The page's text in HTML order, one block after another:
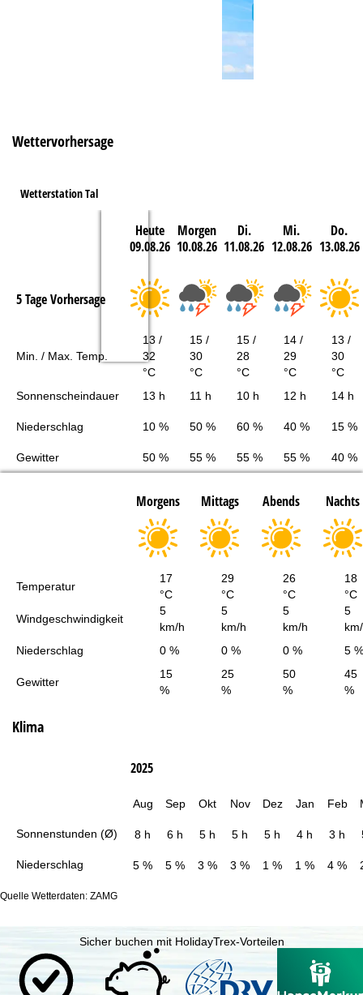
Wettervorhersage
Wetterstation Tal
Heute
09.08.26
Morgen
10.08.26
Di.
11.08.26
Mi.
12.08.26
Do.
13.08.26
5 Tage Vorhersage
Min. / Max. Temp.
13 /
32
°C
15 /
30
°C
15 /
28
°C
14 /
29
°C
13 /
30
°C
Sonnenscheindauer
13 h 11 h 10 h 12 h 14 h
Niederschlag 10 % 50 % 60 % 40 % 15 %
Gewitter 50 % 55 % 55 % 55 % 40 %
Morgens Mittags Abends Nachts
Temperatur
17
°C
29
°C
26
°C
18
°C
Windgeschwindigkeit
5
km/h
5
km/h
5
km/h
5
Niederschlag
0 % 0 % 0 % 5 %
Gewitter
15
%
25
%
50
%
45
%
Klima
Sonnenstunden (Ø)
Niederschlag
2025
Aug Sep Okt Nov Dez Jan Feb
8 h 6 h 5 h 5 h 5 h 4 h 3 h
5 % 5 % 3 % 3 % 1 % 1 % 4 %
Quelle Wetterdaten: ZAMG
Sicher buchen mit HolidayTrex-Vorteilen